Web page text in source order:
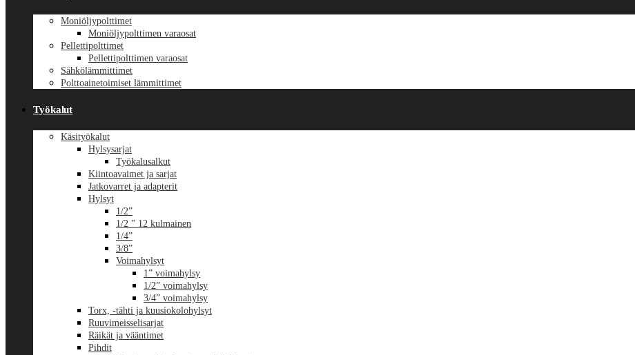
Moniöljypolttimet
Moniöljypolttimen varaosat
Pellettipolttimet
Pellettipolttimen varaosat
Sähkölämmittimet
Polttoainetoimiset lämmittimet
Työkalut
Käsityökalut
Hylsysarjat
Työkalusalkut
Kiintoavaimet ja sarjat
Jatkovarret ja adapterit
Hylsyt
1/2”
1/2 ” 12 kulmainen
1/4”
3/8”
Voimahylsyt
1” voimahylsy
1/2” voimahylsy
3/4” voimahylsy
Torx, -tähti ja kuusiokolohylsyt
Ruuvimeisselisarjat
Räikät ja vääntimet
Pihdit